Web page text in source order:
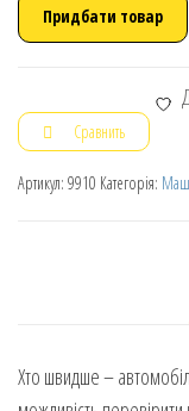
Придбати товар
Сравнить
Артикул: 9910 Категорія:
Хто швидше –